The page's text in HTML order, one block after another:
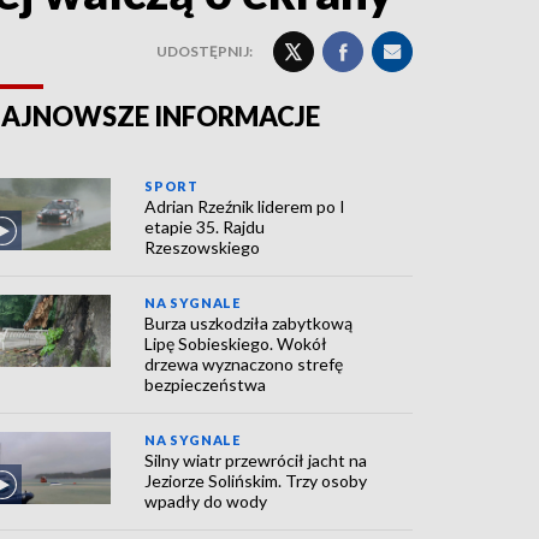
UDOSTĘPNIJ:
INFORMACJE
SPORT
Adrian Rzeźnik liderem po I
etapie 35. Rajdu
Rzeszowskiego
NA SYGNALE
Burza uszkodziła zabytkową
Lipę Sobieskiego. Wokół
drzewa wyznaczono strefę
bezpieczeństwa
NA SYGNALE
Silny wiatr przewrócił jacht na
Jeziorze Solińskim. Trzy osoby
wpadły do wody